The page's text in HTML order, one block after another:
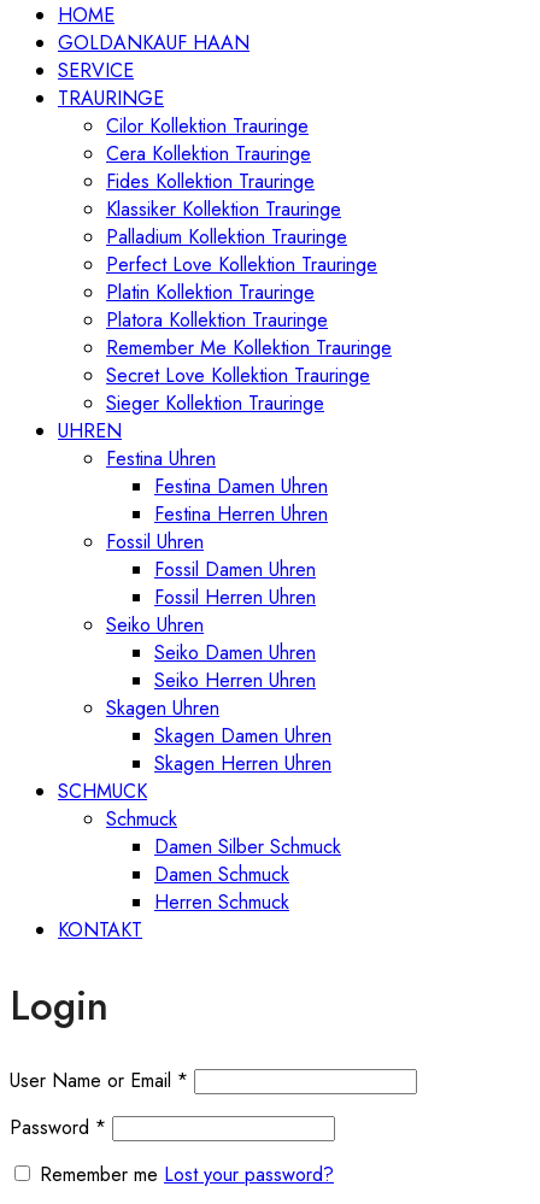
HOME
GOLDANKAUF HAAN
SERVICE
TRAURINGE
Cilor Kollektion Trauringe
Cera Kollektion Trauringe
Fides Kollektion Trauringe
Klassiker Kollektion Trauringe
Palladium Kollektion Trauringe
Perfect Love Kollektion Trauringe
Platin Kollektion Trauringe
Platora Kollektion Trauringe
Remember Me Kollektion Trauringe
Secret Love Kollektion Trauringe
Sieger Kollektion Trauringe
UHREN
Festina Uhren
Festina Damen Uhren
Festina Herren Uhren
Fossil Uhren
Fossil Damen Uhren
Fossil Herren Uhren
Seiko Uhren
Seiko Damen Uhren
Seiko Herren Uhren
Skagen Uhren
Skagen Damen Uhren
Skagen Herren Uhren
SCHMUCK
Schmuck
Damen Silber Schmuck
Damen Schmuck
Herren Schmuck
KONTAKT
Login
User Name or Email *
Password *
Remember me Lost your password?